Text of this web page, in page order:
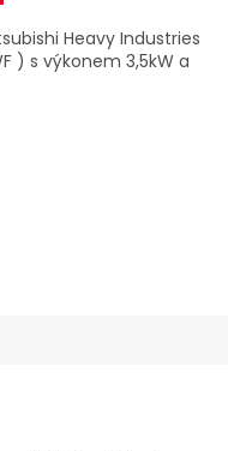
Heavy Industries
) s výkonem 3,5kW a